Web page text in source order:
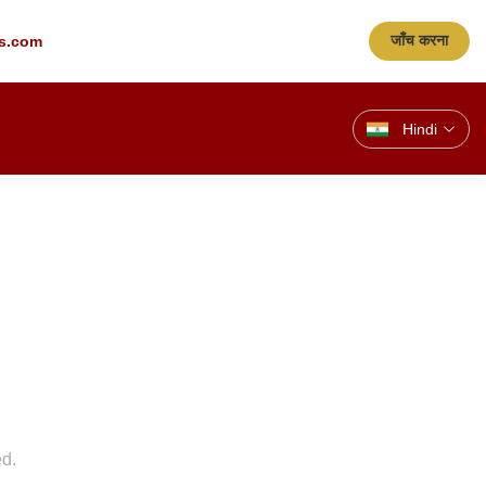
जाँच करना
Hindi